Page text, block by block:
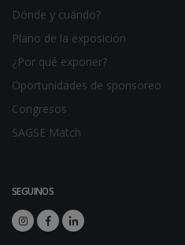
Dónde y cuándo?
Plano de la exposición
¿Por qué exponer?
Oportunidades de sponsoreo
Congresos
SAGSE Match
SEGUINOS